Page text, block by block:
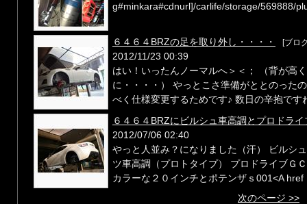
g#minkara#cdnurl]/carlife/storage/569888/
６４６４BRZの足を取り外し・・・・ [ブロ
2012/11/23 00:39
はい！いったんノーマルへ＞＜； （背が高
に・・・・） やっとこさ準備がととのった
べく仕様変更するためです♪ 数日の辛抱です
６４６４BRZにビルシュ車高調とプロドラ
2012/07/06 02:40
やっと人並み？になりました（汗） ビルシ
ツ車高調（プロトタイプ） プロドライブＧ
カラーな２０インチとポテンザｓ001<A href
次のページ >>